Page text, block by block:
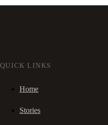
QUICK LINKS
Home
Stories